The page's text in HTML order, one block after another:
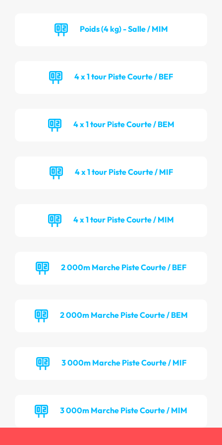
Poids (4 kg) - Salle / MIM
4 x 1 tour Piste Courte / BEF
4 x 1 tour Piste Courte / BEM
4 x 1 tour Piste Courte / MIF
4 x 1 tour Piste Courte / MIM
2 000m Marche Piste Courte / BEF
2 000m Marche Piste Courte / BEM
3 000m Marche Piste Courte / MIF
3 000m Marche Piste Courte / MIM